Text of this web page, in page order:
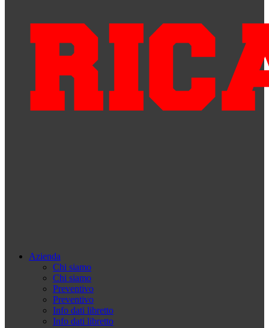
Azienda
Chi siamo
Chi siamo
Preventivo
Preventivo
Info dati libretto
Info dati libretto